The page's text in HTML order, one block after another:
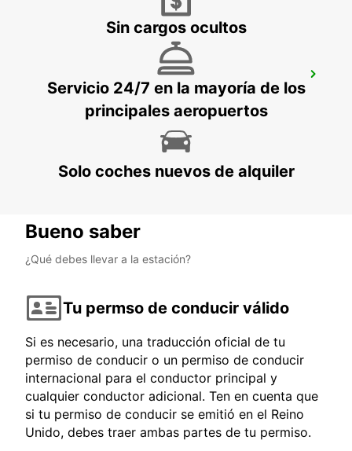
AEROPUERTO DE ROMA CIAMPINO
ROMA - ITALY
Sin cargos ocultos
Servicio 24/7 en la mayoría de los
principales aeropuertos
Solo coches nuevos de alquiler
Bueno saber
¿Qué debes llevar a la estación?
Tu permso de conducir válido
Si es necesario, una traducción oficial de tu
permiso de conducir o un permiso de conducir
internacional para el conductor principal y
cualquier conductor adicional. Ten en cuenta que
si tu permiso de conducir se emitió en el Reino
Unido, debes traer ambas partes de tu permiso.